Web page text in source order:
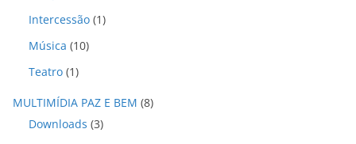
Intercessão (1)
Música (10)
Teatro (1)
MULTIMÍDIA PAZ E BEM (8)
Downloads (3)